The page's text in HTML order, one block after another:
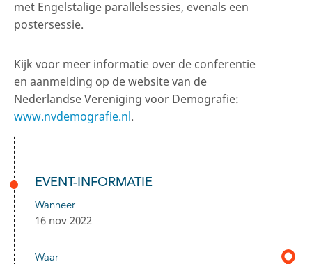
met Engelstalige parallelsessies, evenals een
postersessie.
Kijk voor meer informatie over de conferentie
en aanmelding op de website van de
Nederlandse Vereniging voor Demografie:
www.nvdemografie.nl.
EVENT-INFORMATIE
Wanneer
16 nov 2022
Waar